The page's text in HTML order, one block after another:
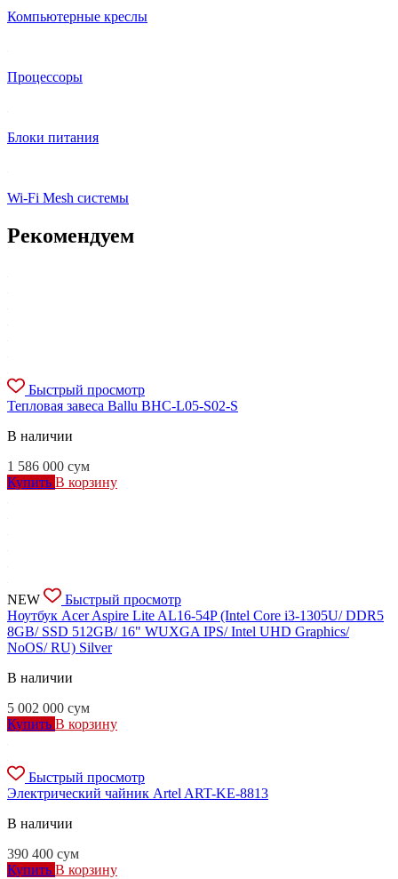
Компьютерные креслы
Процессоры
Блоки питания
Wi-Fi Mesh системы
Рекомендуем
Быстрый просмотр
Тепловая завеса Ballu BHC-L05-S02-S
В наличии
1 586 000 сум
Купить В корзину
NEW
Быстрый просмотр
Ноутбук Acer Aspire Lite AL16-54P (Intel Core i3-1305U/ DDR5
8GB/ SSD 512GB/ 16" WUXGA IPS/ Intel UHD Graphics/
NoOS/ RU) Silver
В наличии
5 002 000 сум
Купить В корзину
Быстрый просмотр
Электрический чайник Artel ART-KE-8813
В наличии
390 400 сум
Купить В корзину